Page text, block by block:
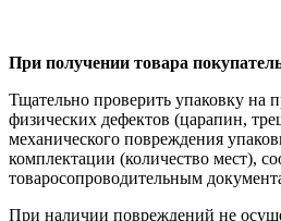
При получении товара
Тщательно проверить упаковку на
физических дефектов (царапин,
механического повреждения
комплектации (количество мест),
товаросопроводительным
При наличии повреждений не